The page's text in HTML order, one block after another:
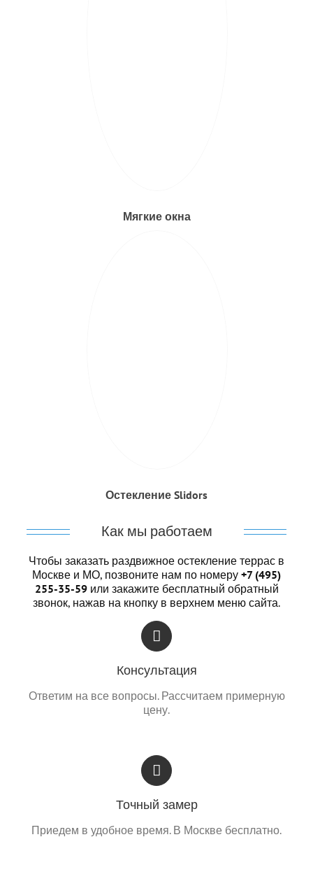
Мягкие окна
Остекление Slidors
Как мы работаем
Чтобы заказать раздвижное остекление террас в
Москве и МО, позвоните нам по номеру +7 (495)
255-35-59или закажите бесплатный обратный
звонок, нажав на кнопку в верхнем меню сайта.
Консультация
Ответим на все вопросы. Рассчитаем примерную
цену.
Точный замер
Приедем в удобное время. В Москве бесплатно.